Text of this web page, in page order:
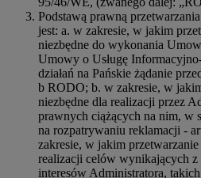
Podstawą prawną
jest: a. w zakresie, w jakim
niezbędne do wykonania
Umowy o Usługę
działań na Pańskie żądanie
b RODO; b. w zakresie, w
niezbędne dla realizacji przez
prawnych ciążących na nim, w
na rozpatrywaniu reklamacji -
zakresie, w jakim
realizacji celów wynikających z
interesów Administratora,